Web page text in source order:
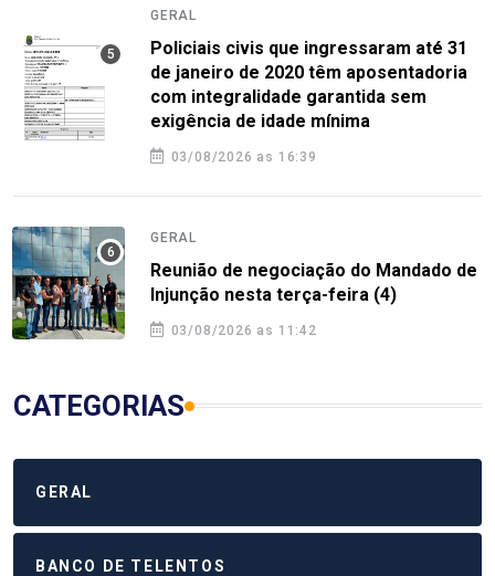
GERAL
Policiais civis que ingressaram até 31
de janeiro de 2020 têm aposentadoria
com integralidade garantida sem
exigência de idade mínima
03/08/2026 as 16:39
GERAL
Reunião de negociação do Mandado de
Injunção nesta terça-feira (4)
03/08/2026 as 11:42
CATEGORIAS
GERAL
BANCO DE TELENTOS